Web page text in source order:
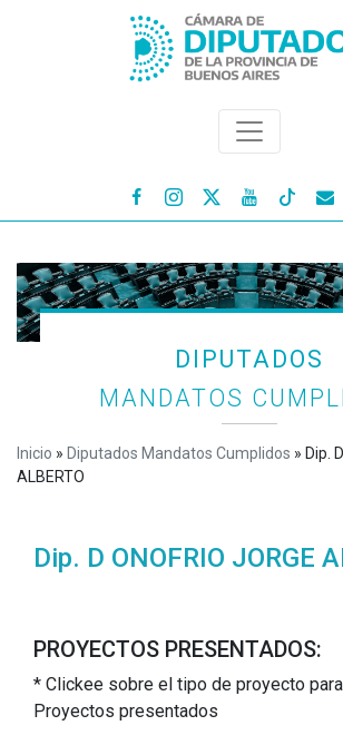
  
DIPUTADOS
MANDATOS
Inicio » Diputados Mandatos Cumplidos » Dip.
ALBERTO
Dip. D ONOFRIO JORGE
PROYECTOS PRESENTADOS:
* Clickee sobre el tipo de proyecto
Proyectos presentados